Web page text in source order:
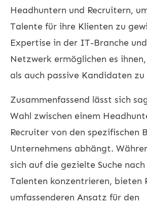
Headhuntern und Recruitern,
Talente für ihre Klienten zu
Expertise in der IT-Branche
Netzwerk ermöglichen es
als auch passive Kandidaten zu
Zusammenfassend lässt sich
Wahl zwischen einem
Recruiter von den spezifischen
Unternehmens abhängt.
sich auf die gezielte Suche
Talenten konzentrieren, bieten
umfassenderen Ansatz für den